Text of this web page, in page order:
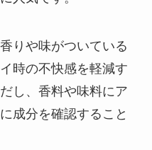
りや味がついている
時の不快感を軽減す
し、香料や味料にア
成分を確認すること